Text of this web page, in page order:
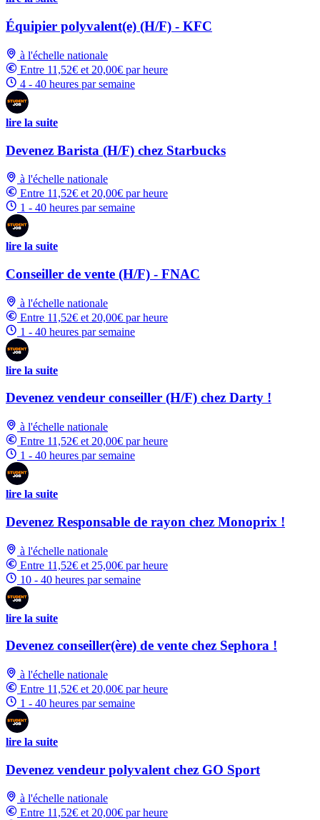
Équipier polyvalent(e) (H/F) - KFC
à l'échelle nationale
Entre 11,52€ et 20,00€ par heure
4 - 40 heures par semaine
lire la suite
Devenez Barista (H/F) chez Starbucks
à l'échelle nationale
Entre 11,52€ et 20,00€ par heure
1 - 40 heures par semaine
lire la suite
Conseiller de vente (H/F) - FNAC
à l'échelle nationale
Entre 11,52€ et 20,00€ par heure
1 - 40 heures par semaine
lire la suite
Devenez vendeur conseiller (H/F) chez Darty !
à l'échelle nationale
Entre 11,52€ et 20,00€ par heure
1 - 40 heures par semaine
lire la suite
Devenez Responsable de rayon chez Monoprix !
à l'échelle nationale
Entre 11,52€ et 25,00€ par heure
10 - 40 heures par semaine
lire la suite
Devenez conseiller(ère) de vente chez Sephora !
à l'échelle nationale
Entre 11,52€ et 20,00€ par heure
1 - 40 heures par semaine
lire la suite
Devenez vendeur polyvalent chez GO Sport
à l'échelle nationale
Entre 11,52€ et 20,00€ par heure